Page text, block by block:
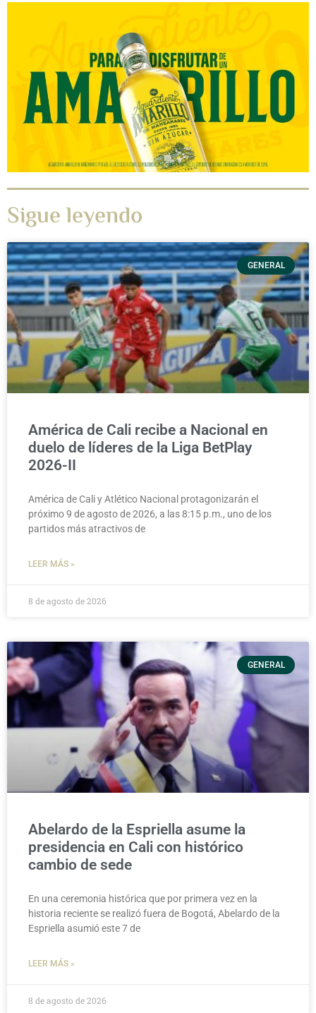
Sigue leyendo
GENERAL
América de Cali recibe a Nacional en
duelo de líderes de la Liga BetPlay
2026-II
América de Cali y Atlético Nacional protagonizarán el
próximo 9 de agosto de 2026, a las 8:15 p.m., uno de los
partidos más atractivos de
LEER MÁS »
8 de agosto de 2026
GENERAL
Abelardo de la Espriella asume la
presidencia en Cali con histórico
cambio de sede
En una ceremonia histórica que por primera vez en la
historia reciente se realizó fuera de Bogotá, Abelardo de la
Espriella asumió este 7 de
LEER MÁS »
8 de agosto de 2026